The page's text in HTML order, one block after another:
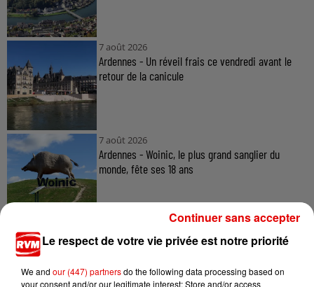
7 août 2026
Ardennes - Un réveil frais ce vendredi avant le
retour de la canicule
7 août 2026
Ardennes - Woinic, le plus grand sanglier du
monde, fête ses 18 ans
Le respect de votre vie privée est notre priorité
We and our (447) partnersdo the following data processing based on
your consent and/or our legitimate interest: Store and/or access
Continuer sans accepter